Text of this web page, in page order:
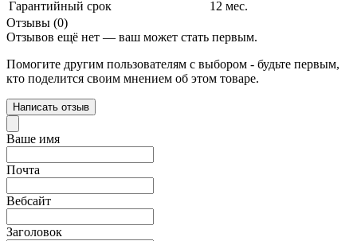
Гарантийный срок
12 мес.
Отзывы (0)
Отзывов ещё нет — ваш может стать первым.
Помогите другим пользователям с выбором - будьте первым,
кто поделится своим мнением об этом товаре.
Написать отзыв
Ваше имя
Почта
Вебсайт
Заголовок